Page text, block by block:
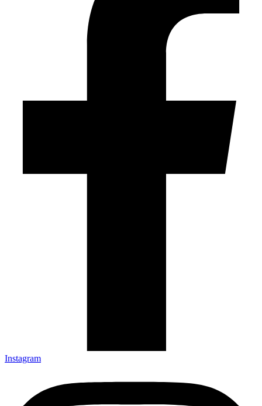
Instagram